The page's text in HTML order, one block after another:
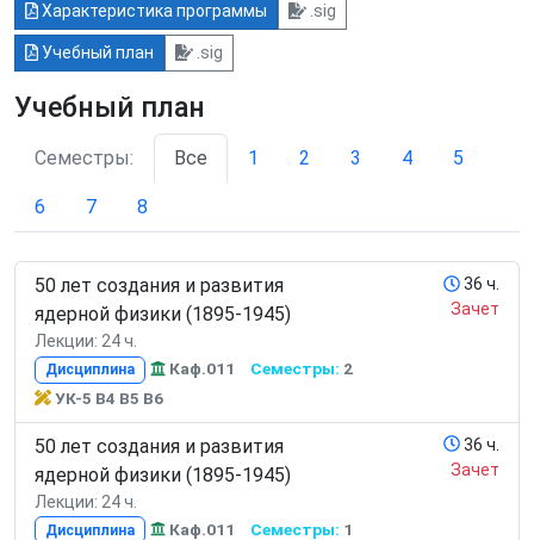
Характеристика программы .sig
Учебный план .sig
Учебный план
Семестры: Все 1 2 3 4 5
6 7 8
50 лет создания и развития
ядерной физики (1895-1945)
Лекции: 24 ч.
36 ч.
Зачет
Дисциплина Каф.011 Семестры: 2
УК-5 В4 В5 В6
50 лет создания и развития
ядерной физики (1895-1945)
Лекции: 24 ч.
36 ч.
Зачет
Дисциплина Каф.011 Семестры: 1